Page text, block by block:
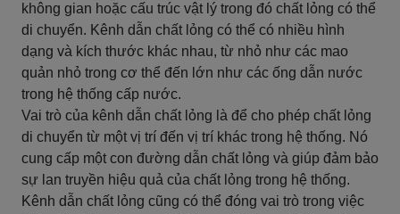
không gian hoặc cấu trúc vật lý trong đó chất lỏng có thể
di chuyển. Kênh dẫn chất lỏng có thể có nhiều hình
dạng và kích thước khác nhau, từ nhỏ như các mao
quản nhỏ trong cơ thể đến lớn như các ống dẫn nước
trong hệ thống cấp nước.
Vai trò của kênh dẫn chất lỏng là để cho phép chất lỏng
di chuyển từ một vị trí đến vị trí khác trong hệ thống. Nó
cung cấp một con đường dẫn chất lỏng và giúp đảm bảo
sự lan truyền hiệu quả của chất lỏng trong hệ thống.
Kênh dẫn chất lỏng cũng có thể đóng vai trò trong việc